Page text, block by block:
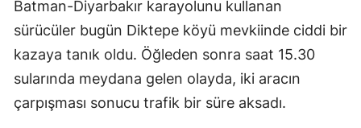
Batman-Diyarbakır karayolunu kullanan
sürücüler bugün Diktepe köyü mevkiinde ciddi bir
kazaya tanık oldu. Öğleden sonra saat 15.30
sularında meydana gelen olayda, iki aracın
çarpışması sonucu trafik bir süre aksadı.